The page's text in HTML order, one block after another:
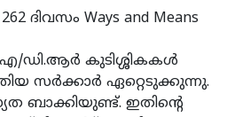
ദിവസം Ways and Means
ഡി.ആര്‍ കുടിശ്ശികകള്‍
സര്‍ക്കാര്‍ ഏറ്റെടുക്കുന്നു.
ബാക്കിയുണ്ട്. ഇതിന്റെ